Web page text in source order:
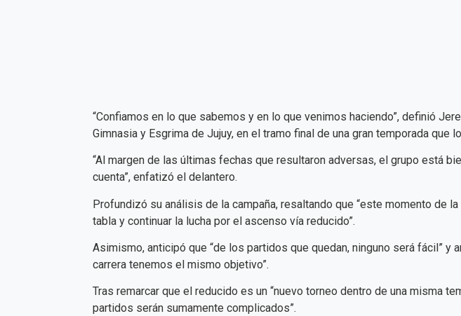
“Confiamos en lo que sabemos y en lo que venimos haciendo”, definió
Gimnasia y Esgrima de Jujuy, en el tramo final de una gran temporada
“Al margen de las últimas fechas que resultaron adversas, el grupo está
cuenta”, enfatizó el delantero.
Profundizó su análisis de la campaña, resaltando que “este momento de
tabla y continuar la lucha por el ascenso vía reducido”.
Asimismo, anticipó que “de los partidos que quedan, ninguno será fácil”
carrera tenemos el mismo objetivo”.
Tras remarcar que el reducido es un “nuevo torneo dentro de una misma
partidos serán sumamente complicados”.